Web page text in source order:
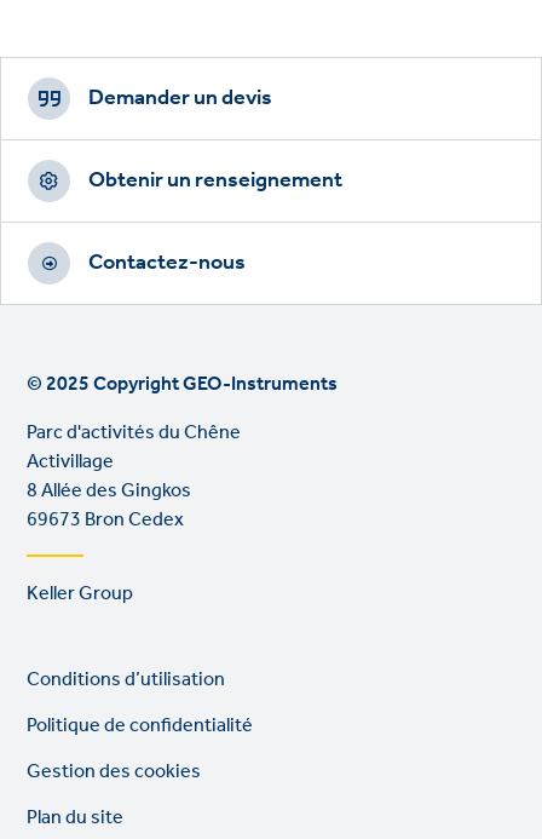
Footer
CTAs
Demander un devis
Obtenir un renseignement
Contactez-nous
© 2025 Copyright GEO-Instruments
Parc d'activités du Chêne
Activillage
8 Allée des Gingkos
69673 Bron Cedex
Footer
Keller Group
Legal
links
Conditions d’utilisation
Politique de confidentialité
Gestion des cookies
Plan du site